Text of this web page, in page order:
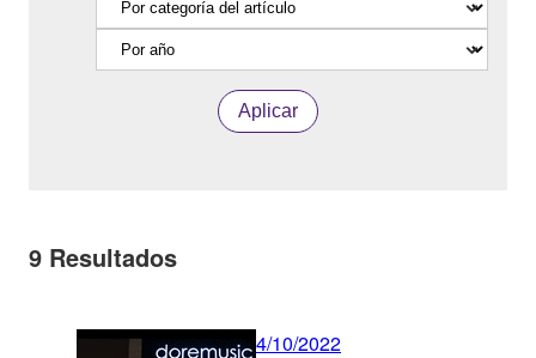
Aplicar
9 Resultados
4/10/2022